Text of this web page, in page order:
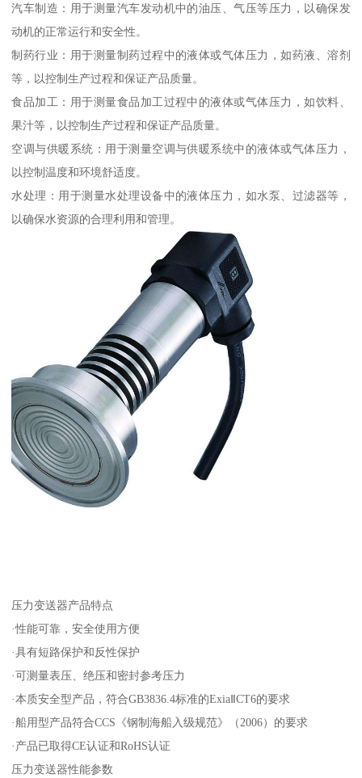
汽车制造：用于测量汽车发动机中的油压、气压等压力，以确保发
动机的正常运行和安全性。
制药行业：用于测量制药过程中的液体或气体压力，如药液、溶剂
等，以控制生产过程和保证产品质量。
食品加工：用于测量食品加工过程中的液体或气体压力，如饮料、
果汁等，以控制生产过程和保证产品质量。
空调与供暖系统：用于测量空调与供暖系统中的液体或气体压力，
以控制温度和环境舒适度。
水处理：用于测量水处理设备中的液体压力，如水泵、过滤器等，
以确保水资源的合理利用和管理。
压力变送器产品特点
·性能可靠，安全使用方便
·具有短路保护和反性保护
·可测量表压、绝压和密封参考压力
·本质安全型产品，符合GB3836.4标准的ExiaⅡCT6的要求
·船用型产品符合CCS《钢制海船入级规范》（2006）的要求
·产品已取得CE认证和RoHS认证
压力变送器性能参数